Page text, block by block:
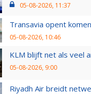
05-08-2026, 11:37
Transavia opent
05-08-2026, 10:46
KLM blijft net als veel
05-08-2026, 9:00
Riyadh Air breidt